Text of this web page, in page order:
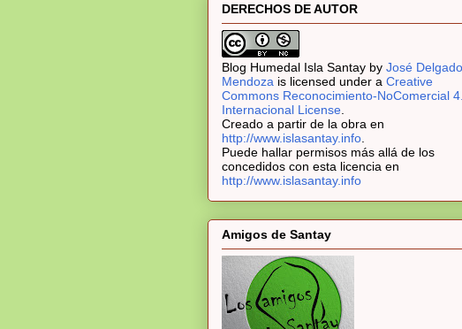
DERECHOS DE AUTOR
Blog Humedal Isla Santay by José Delgado
Mendoza is licensed under a Creative
Commons Reconocimiento-NoComercial
Internacional License
Creado a partir de la obra en
http://www.islasantay.info
Puede hallar permisos más allá de los
concedidos con esta licencia en
http://www.islasantay.info
Amigos de Santay